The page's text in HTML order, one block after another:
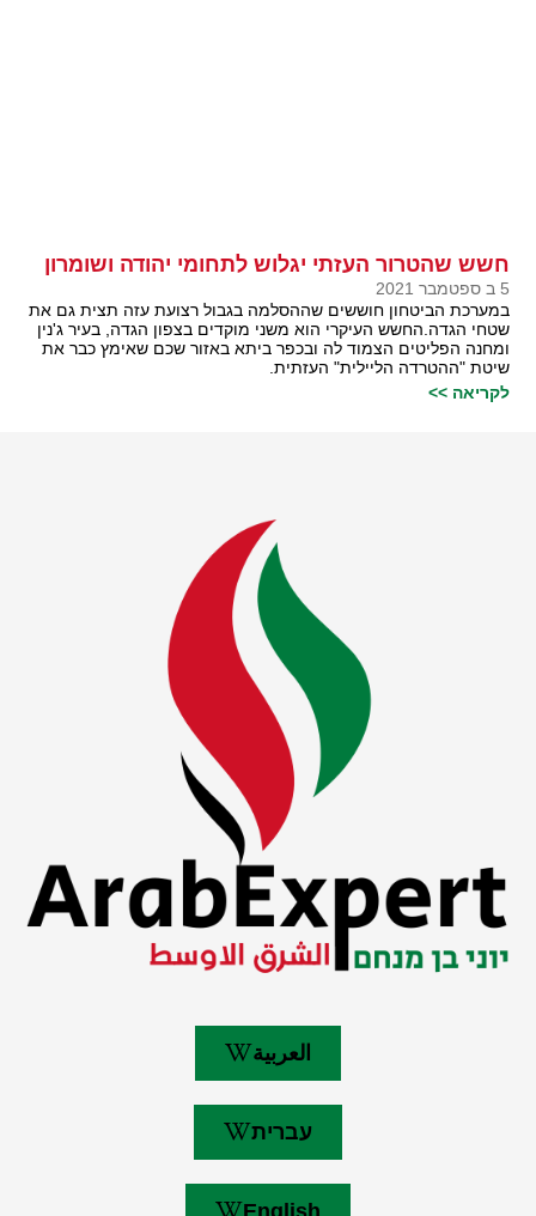
חשש שהטרור העזתי יגלוש לתחומי יהודה ושומרון
5 ב ספטמבר 2021
במערכת הביטחון חוששים שההסלמה בגבול רצועת עזה תצית גם את
שטחי הגדה.החשש העיקרי הוא משני מוקדים בצפון הגדה, בעיר ג'נין
ומחנה הפליטים הצמוד לה ובכפר ביתא באזור שכם שאימץ כבר את
שיטת "ההטרדה הליילית" העזתית.
לקריאה >>
العربية
עברית
English